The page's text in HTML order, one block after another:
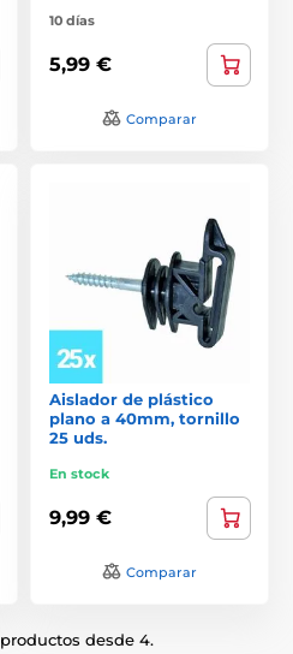
10 días
5,99 €
Comparar
Aislador de plástico
plano a 40mm, tornillo
25 uds.
En stock
9,99 €
Comparar
desde 4.